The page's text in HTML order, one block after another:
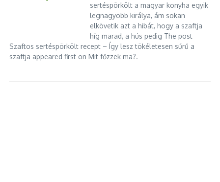
sertéspörkölt a magyar konyha egyik
legnagyobb királya, ám sokan
elkövetik azt a hibát, hogy a szaftja
híg marad, a hús pedig The post
Szaftos sertéspörkölt recept – Így lesz tökéletesen sűrű a
szaftja appeared first on Mit főzzek ma?.